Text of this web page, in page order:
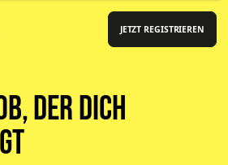
JETZT REGISTRIEREN
der dich